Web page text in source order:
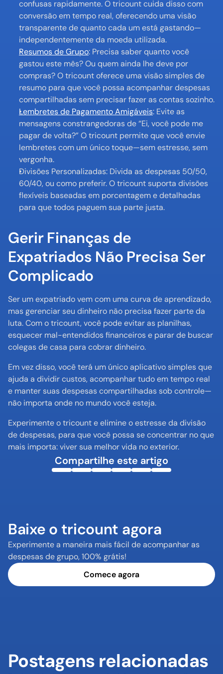
confusas rapidamente. O tricount cuida disso com
conversão em tempo real, oferecendo uma visão
transparente de quanto cada um está gastando—
independentemente da moeda utilizada.
Resumos de Grupo: Precisa saber quanto você
gastou este mês? Ou quem ainda lhe deve por
compras? O tricount oferece uma visão simples de
resumo para que você possa acompanhar despesas
compartilhadas sem precisar fazer as contas sozinho.
Lembretes de Pagamento Amigáveis: Evite as
mensagens constrangedoras de “Ei, você pode me
pagar de volta?” O tricount permite que você envie
lembretes com um único toque—sem estresse, sem
vergonha.
Divisões Personalizadas: Divida as despesas 50/50,
60/40, ou como preferir. O tricount suporta divisões
flexíveis baseadas em porcentagem e detalhadas
para que todos paguem sua parte justa.
Gerir Finanças de
Expatriados Não Precisa Ser
Complicado
Ser um expatriado vem com uma curva de aprendizado,
mas gerenciar seu dinheiro não precisa fazer parte da
luta. Com o tricount, você pode evitar as planilhas,
esquecer mal-entendidos financeiros e parar de buscar
colegas de casa para cobrar dinheiro.
Em vez disso, você terá um único aplicativo simples que
ajuda a dividir custos, acompanhar tudo em tempo real
e manter suas despesas compartilhadas sob controle—
não importa onde no mundo você esteja.
Experimente o tricount e elimine o estresse da divisão
de despesas, para que você possa se concentrar no que
mais importa: viver sua melhor vida no exterior.
Compartilhe este artigo
Baixe o tricount agora
Experimente a maneira mais fácil de acompanhar as
despesas de grupo, 100% grátis!
Comece agora
Postagens relacionadas